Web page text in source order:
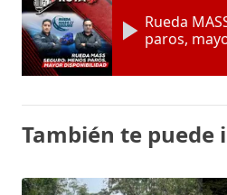
Rueda
paros,
También te puede